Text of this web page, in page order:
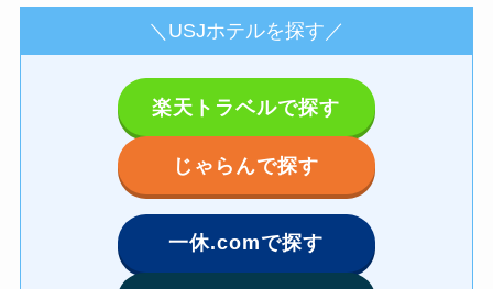
＼USJホテルを探す／
楽天トラベルで探す
じゃらんで探す
一休.comで探す